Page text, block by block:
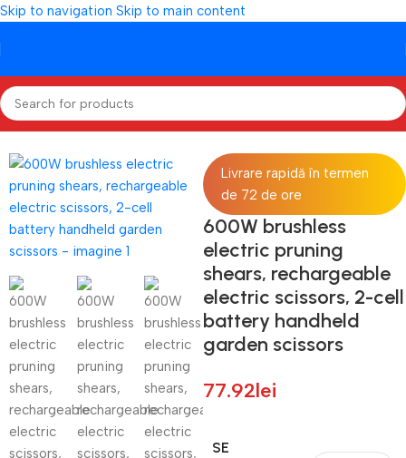
Skip to navigation Skip to main content
Prima pagină/CASA SI GRADINA/Unelte de gradina
Livrare rapidă în termen
de 72 de ore
600W brushless
electric pruning
shears, rechargeable
electric scissors, 2-cell
battery handheld
garden scissors
77.92lei
SE